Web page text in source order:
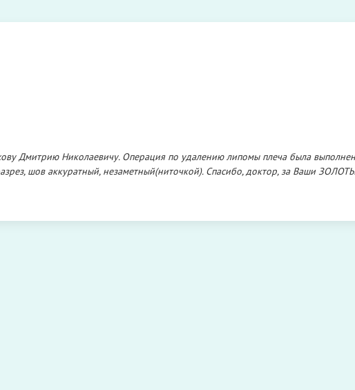
Дмитрию Николаевичу. Операция по удалению липомы плеча была
шов аккуратный, незаметный(ниточкой). Спасибо, доктор, за Ваши